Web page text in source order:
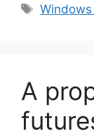
Windows
A